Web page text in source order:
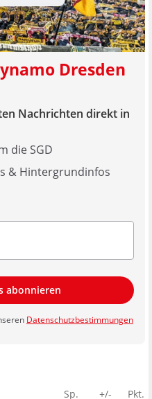
Dresden
Nachrichten direkt in
die SGD
& Hintergrundinfos
abonnieren
Datenschutzbestimmungen
Sp. +/-
Pkt.